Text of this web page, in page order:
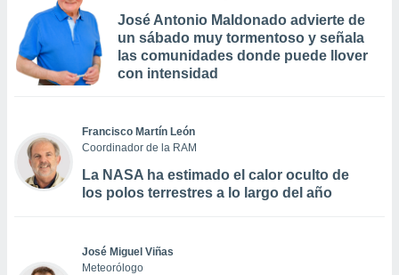
José Antonio Maldonado advierte de
un sábado muy tormentoso y señala
las comunidades donde puede llover
con intensidad
Francisco Martín León
Coordinador de la RAM
La NASA ha estimado el calor oculto de
los polos terrestres a lo largo del año
José Miguel Viñas
Meteorólogo